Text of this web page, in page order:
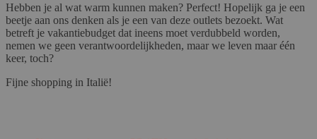
Hebben je al wat warm kunnen maken? Perfect! Hopelijk ga je een
beetje aan ons denken als je een van deze outlets bezoekt. Wat
betreft je vakantiebudget dat ineens moet verdubbeld worden,
nemen we geen verantwoordelijkheden, maar we leven maar één
keer, toch?
Fijne shopping in Italië!